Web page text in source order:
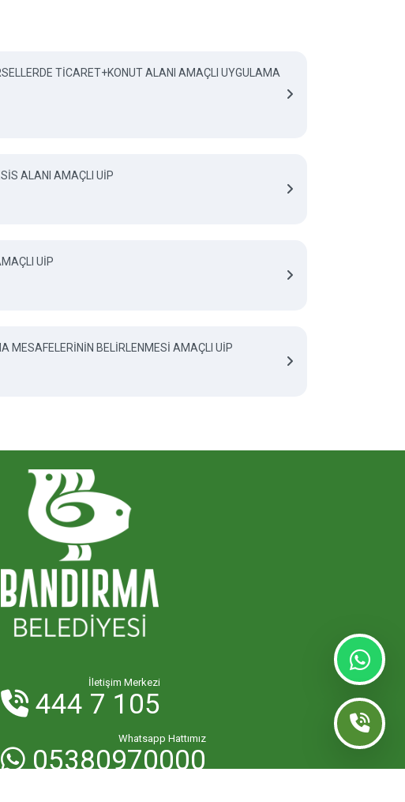
TİCARET+KONUT ALANI AMAÇLI UYGULAMA
ALANI AMAÇLI UİP
UİP
MESAFELERİNİN BELİRLENMESİ AMAÇLI UİP
İletişim Merkezi
444 7 105
Whatsapp Hattımız
05380970000